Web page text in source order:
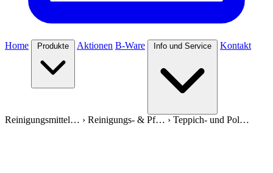
Home Produkte Aktionen B-Ware Info und Service Kontakt
Reinigungsmittel… › Reinigungs- & Pf… › Teppich- und Pol…